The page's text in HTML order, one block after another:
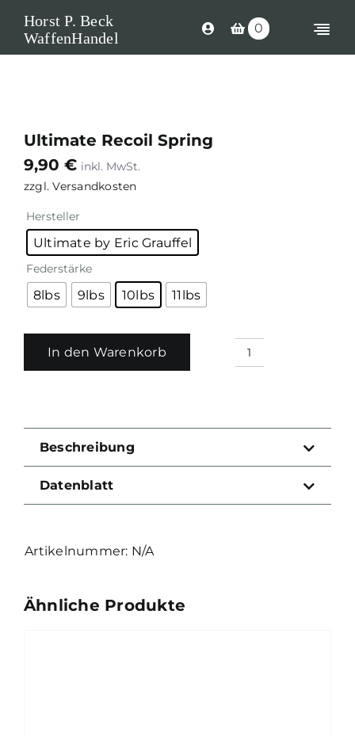
content
Horst P. Beck
WaffenHandel
0
Ultimate Recoil Spring
9,90 €
zzgl.Versandkosten
Hersteller
Ultimate by Eric Grauffel
Federstärke
8lbs 9lbs 10lbs 11lbs
Ultimate
In den Warenkorb
Beschreibung
Datenblatt
N/A
Ähnliche Produkte